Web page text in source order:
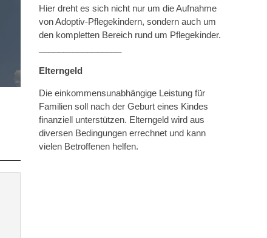
Hier dreht es sich nicht nur um die Aufnahme
von Adoptiv-Pflegekindern, sondern auch um
den kompletten Bereich rund um Pflegekinder.
Elterngeld
Die einkommensunabhängige Leistung für
Familien soll nach der Geburt eines Kindes
finanziell unterstützen. Elterngeld wird aus
diversen Bedingungen errechnet und kann
vielen Betroffenen helfen.